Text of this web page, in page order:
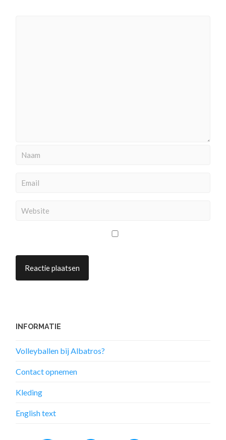
INFORMATIE
Volleyballen bij Albatros?
Contact opnemen
Kleding
English text